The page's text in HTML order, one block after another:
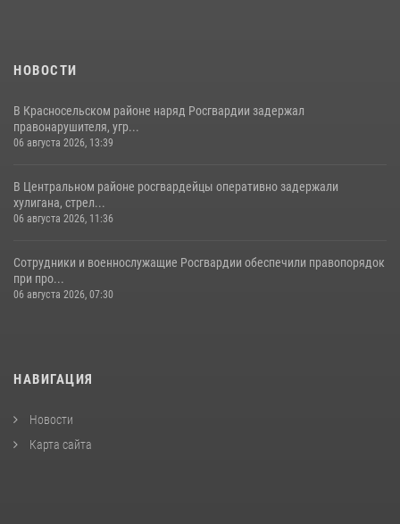
НОВОСТИ
В Красносельском районе наряд Росгвардии задержал
правонарушителя, угр...
06 августа 2026, 13:39
В Центральном районе росгвардейцы оперативно задержали
хулигана, стрел...
06 августа 2026, 11:36
Сотрудники и военнослужащие Росгвардии обеспечили правопорядок
при про...
06 августа 2026, 07:30
НАВИГАЦИЯ
Новости
Карта сайта